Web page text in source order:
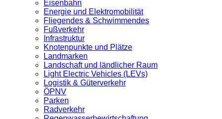
Eisenbahn
Energie und Elektromobilität
Fliegendes & Schwimmendes
Fußverkehr
Infrastruktur
Knotenpunkte und Plätze
Landmarken
Landschaft und ländlicher Raum
Light Electric Vehicles (LEVs)
Logistik & Güterverkehr
ÖPNV
Parken
Radverkehr